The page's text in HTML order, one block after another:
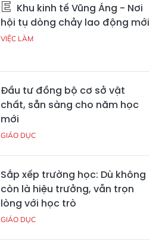
Khu kinh tế Vũng Áng - Nơi
hội tụ dòng chảy lao động mới
VIỆC LÀM
Đầu tư đồng bộ cơ sở vật
chất, sẵn sàng cho năm học
mới
GIÁO DỤC
Sắp xếp trường học: Dù không
còn là hiệu trưởng, vẫn trọn
lòng với học trò
GIÁO DỤC